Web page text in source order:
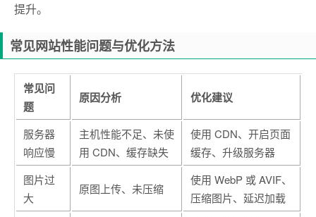
提升。
常见网站性能问题与优化方法
常见问
题
原因分析 优化建议
服务器
响应慢
主机性能不足、未使
用 CDN、缓存缺失
使用 CDN、开启页面
缓存、升级服务器
图片过
大
原图上传、未压缩
使用 WebP 或 AVIF、
压缩图片、延迟加载